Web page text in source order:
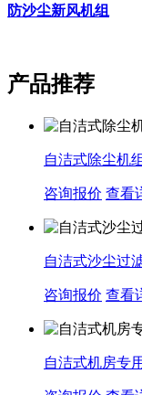
防沙尘新风机组
产品推荐
自洁式除尘机组
咨询报价 查看
自洁式沙尘过
咨询报价 查看
自洁式机房专